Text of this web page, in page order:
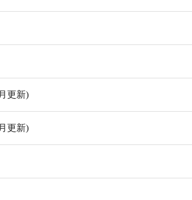
更新)
更新)